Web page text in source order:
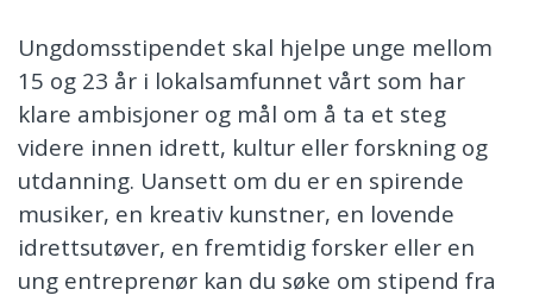
Ungdomsstipendet skal hjelpe unge mellom
15 og 23 år i lokalsamfunnet vårt som har
klare ambisjoner og mål om å ta et steg
videre innen idrett, kultur eller forskning og
utdanning. Uansett om du er en spirende
musiker, en kreativ kunstner, en lovende
idrettsutøver, en fremtidig forsker eller en
ung entreprenør kan du søke om stipend fra